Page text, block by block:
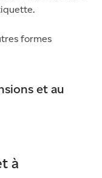
formes
et au
à